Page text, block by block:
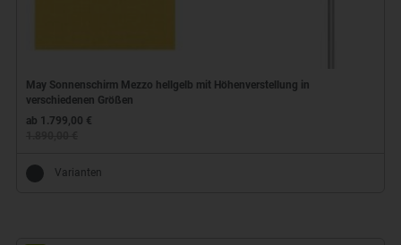
May Sonnenschirm Mezzo hellgelb mit Höhenverstellung in
verschiedenen Größen
ab 1.799,00 €
Varianten